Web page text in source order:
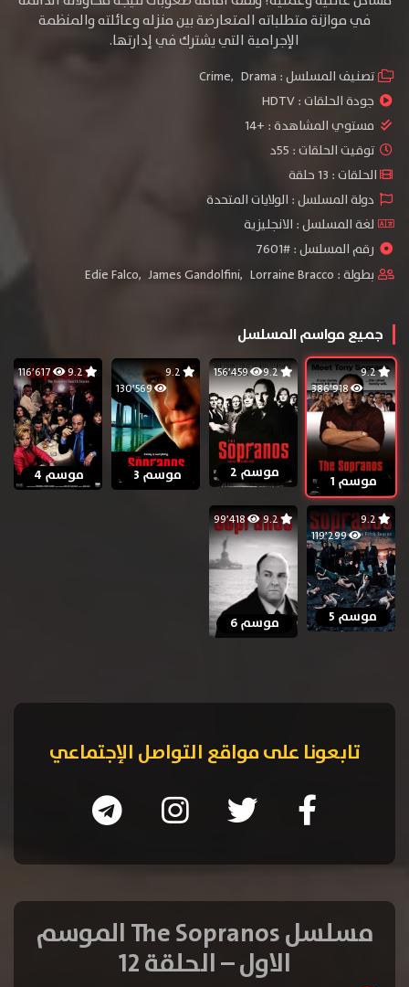
في موازنة متطلباته المتعارضة بين منزله وعائلته والمنظمة
الإجرامية التي يشترك فيإدارتها.
تصنيف المسلسل : Crime, Drama
جودة الحلقات :HDTV
مستوي المشاهدة : +14
توقيت الحلقات : 55د
الحلقات : 13 حلقة
دولة المسلسل : الولايات المتحدة
لغة المسلسل : الانجليزية
رقم المسلسل : #7601
بطولة :
Edie Falco, James Gandolfini, Lorraine Bracco
جميع مواسم المسلسل
9.2
386٬918
موسم 1
9.2 156٬459
موسم 2
9.2
130٬569
موسم 3
9.2 116٬617
موسم 4
9.2
119٬299
موسم 5
9.2 99٬418
موسم 6
تابعونا على مواقع التواصل الإجتماعي
مسلسل The Sopranos الموسم
الاول – الحلقة 12